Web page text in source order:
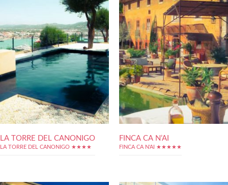
LA TORRE DEL CANONIGO
LA TORRE DEL CANONIGO ★★★★
FINCA CA N’AI
FINCA CA N'AI ★★★★★